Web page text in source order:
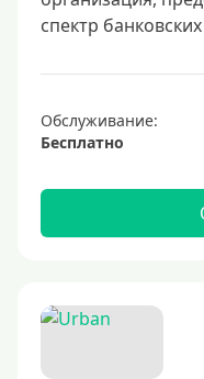
600000 руб
700000 руб
1000000 руб
С небольшим лимитом
С большим лимитом
Тип карты
Visa
спектр
Обслуживание:
Бесплатно